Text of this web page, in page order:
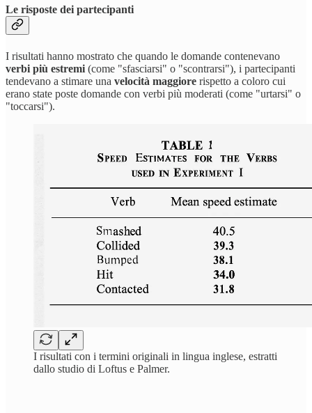
Le risposte dei partecipanti
I risultati hanno mostrato che quando le domande contenevano
verbi più estremi (come "sfasciarsi" o "scontrarsi"), i partecipanti
tendevano a stimare una velocità maggiore rispetto a coloro cui
erano state poste domande con verbi più moderati (come "urtarsi" o
"toccarsi").
I risultati con i termini originali in lingua inglese, estratti
dallo studio di Loftus e Palmer.